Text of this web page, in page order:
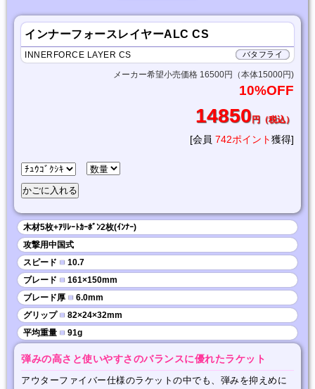
インナーフォースレイヤーALC CS
バタフライ
INNERFORCE LAYER CS
メーカー希望小売価格 16500円（本体15000円)
10%OFF
14850円（税込）
[会員 742ポイント獲得]
木材5枚+ｱﾘﾚｰﾄｶｰﾎﾞﾝ2枚(ｲﾝﾅｰ)
攻撃用中国式
スピード ■ 10.7
ブレード ■ 161×150mm
ブレード厚 ■ 6.0mm
グリップ ■ 82×24×32mm
平均重量 ■ 91g
弾みの高さと使いやすさのバランスに優れたラケット
アウターファイバー仕様のラケットの中でも、弾みを抑えめに